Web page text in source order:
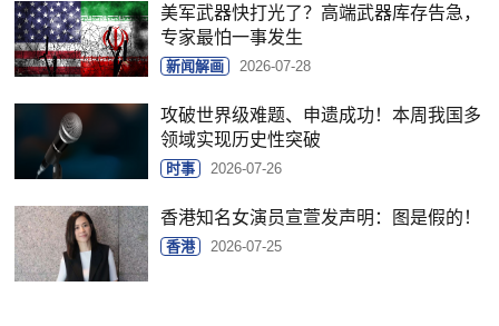
美军武器快打光了？高端武器库存告急，
专家最怕一事发生
新闻解画 2026-07-28
攻破世界级难题、申遗成功！本周我国多
领域实现历史性突破
时事 2026-07-26
香港知名女演员宣萱发声明：图是假的！
香港 2026-07-25